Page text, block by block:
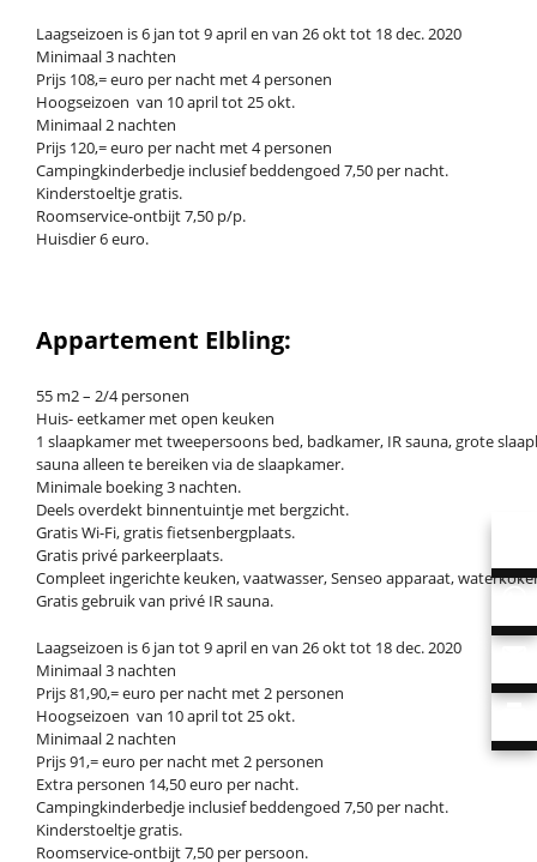
Laagseizoen is 6 jan tot 9 april en van 26 okt tot 18 dec. 2020
Minimaal 3 nachten
Prijs 108,= euro per nacht met 4 personen
Hoogseizoen van 10 april tot 25 okt.
Minimaal 2 nachten
Prijs 120,= euro per nacht met 4 personen
Campingkinderbedje inclusief beddengoed 7,50 per nacht.
Kinderstoeltje gratis.
Roomservice-ontbijt 7,50 p/p.
Huisdier 6 euro.
Appartement Elbling:
55 m2 – 2/4 personen
Huis- eetkamer met open keuken
1 slaapkamer met tweepersoons bed, badkamer, IR sauna, grote
sauna alleen te bereiken via de slaapkamer.
Minimale boeking 3 nachten.
Deels overdekt binnentuintje met bergzicht.
Gratis Wi-Fi, gratis fietsenbergplaats.
Gratis privé parkeerplaats.
Compleet ingerichte keuken, vaatwasser, Senseo apparaat,
Gratis gebruik van privé IR sauna.
Laagseizoen is 6 jan tot 9 april en van 26 okt tot 18 dec. 2020
Minimaal 3 nachten
Prijs 81,90,= euro per nacht met 2 personen
Hoogseizoen van 10 april tot 25 okt.
Minimaal 2 nachten
Prijs 91,= euro per nacht met 2 personen
Extra personen 14,50 euro per nacht.
Campingkinderbedje inclusief beddengoed 7,50 per nacht.
Kinderstoeltje gratis.
Roomservice-ontbijt 7,50 per persoon.